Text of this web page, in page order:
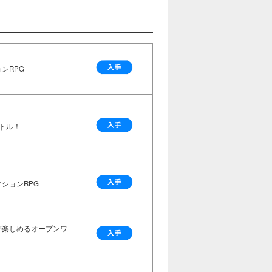
RPG
ル！
ョンRPG
しめるオープンワ